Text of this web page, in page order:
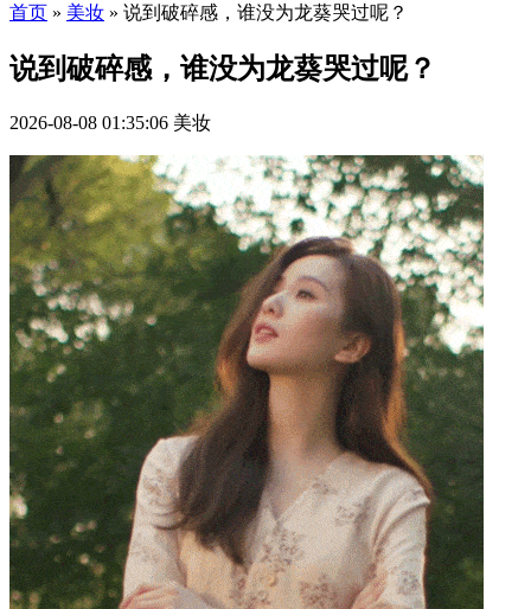
首页 » 美妆 » 说到破碎感，谁没为龙葵哭过呢？
说到破碎感，谁没为龙葵哭过呢？
2026-08-08 01:35:06 美妆